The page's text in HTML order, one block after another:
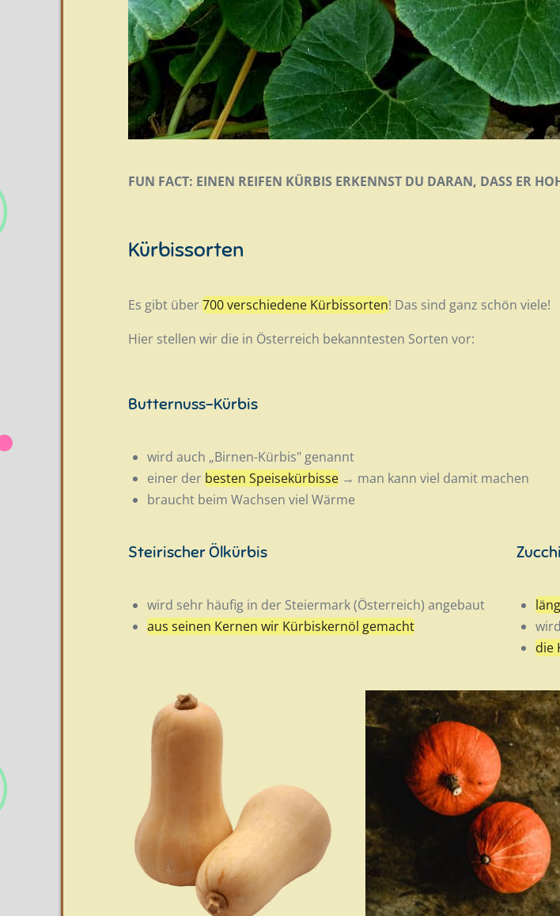
FUN FACT: EINEN REIFEN KÜRBIS ERKENNST DU DARAN, DASS ER
Kürbissorten
Es gibt über700 verschiedene Kürbissorten! Das sind ganz schön viele!
Hier stellen wir die in Österreich bekanntesten Sorten vor:
Butternuss-Kürbis
wird auch „Birnen-Kürbis" genannt
einer der besten Speisekürbisse → man kann viel damit machen
braucht beim Wachsen viel Wärme
Steirischer Ölkürbis
wird sehr häufig in der Steiermark (Österreich) angebaut
aus seinen Kernen wir Kürbiskernöl gemacht
die